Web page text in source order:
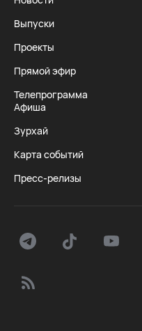
Выпуски
Проекты
Прямой эфир
Телепрограмма
Афиша
Зурхай
Карта событий
Пресс-релизы